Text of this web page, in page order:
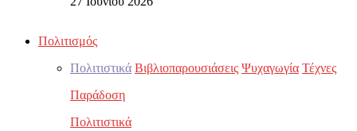
Πολιτισμός
Πολιτιστικά Βιβλιοπαρουσιάσεις Ψυχαγωγία Τέχνες
Παράδοση
Πολιτιστικά